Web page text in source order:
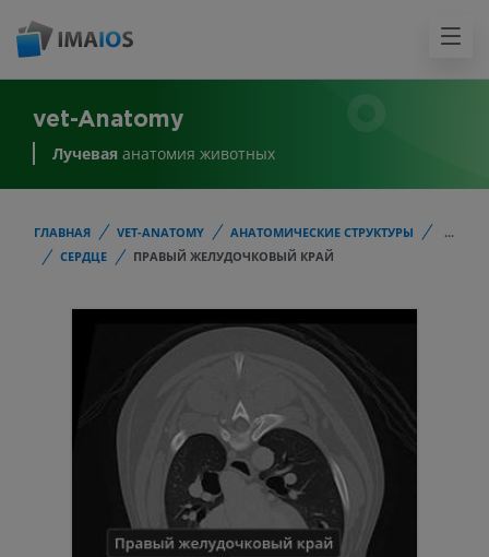
vet-Anatomy
Лучевая анатомия животных
ГЛАВНАЯ VET-ANATOMY АНАТОМИЧЕСКИЕ СТРУКТУРЫ
...
СЕРДЦЕ
ПРАВЫЙ ЖЕЛУДОЧКОВЫЙ КРАЙ